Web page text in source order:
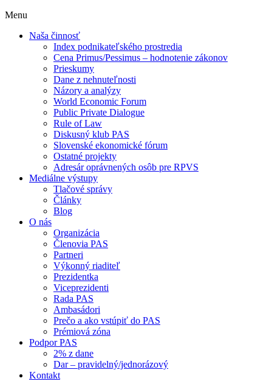
Menu
Naša činnosť
Index podnikateľského prostredia
Cena Primus/Pessimus – hodnotenie zákonov
Prieskumy
Dane z nehnuteľnosti
Názory a analýzy
World Economic Forum
Public Private Dialogue
Rule of Law
Diskusný klub PAS
Slovenské ekonomické fórum
Ostatné projekty
Adresár oprávnených osôb pre RPVS
Mediálne výstupy
Tlačové správy
Články
Blog
O nás
Organizácia
Členovia PAS
Partneri
Výkonný riaditeľ
Prezidentka
Viceprezidenti
Rada PAS
Ambasádori
Prečo a ako vstúpiť do PAS
Prémiová zóna
Podpor PAS
2% z dane
Dar – pravidelný/jednorázový
Kontakt